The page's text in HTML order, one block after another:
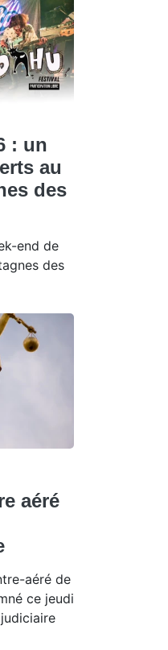
: un
au
des
end de
des
aéré
aéré de
ce jeudi